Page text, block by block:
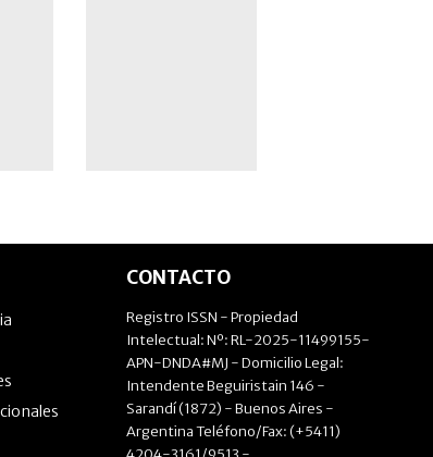
CONTACTO
Registro ISSN - Propiedad
Intelectual: Nº: RL-2025-11499155-
APN-DNDA#MJ - Domicilio Legal:
Intendente Beguiristain 146 -
Sarandí (1872) - Buenos Aires -
Argentina Teléfono/Fax: (+5411)